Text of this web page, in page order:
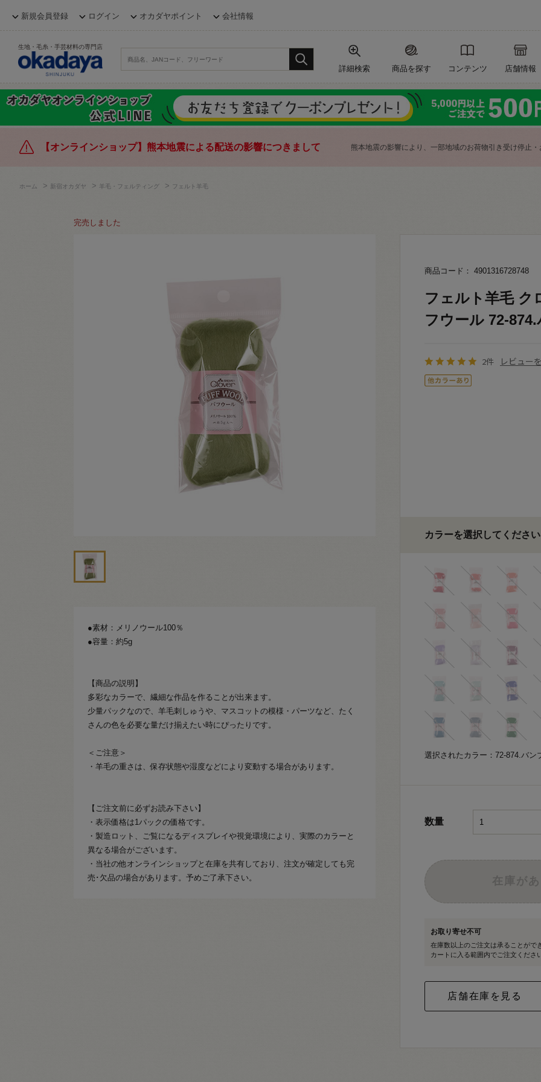
新規会員登録 ログイン オカダヤポイント 会社情報
生地・毛糸・手芸材料の専門店
詳細検索 商品を探す コンテンツ 店舗情報
【オンラインショップ】熊本地震による配送の影響につきまして 熊本地震の影響により、一部地域のお荷物引き受け停止
ホーム > 新宿オカダヤ > 羊毛・フェルティング > フェルト羊毛
完売しました
●素材：メリノウール100％
●容量：約5g
【商品の説明】
多彩なカラーで、繊細な作品を作ることが出来ます。
少量パックなので、羊毛刺しゅうや、マスコットの模様・パーツなど、たく
さんの色を必要な量だけ揃えたい時にぴったりです。
＜ご注意＞
・羊毛の重さは、保存状態や湿度などにより変動する場合があります。
【ご注文前に必ずお読み下さい】
・表示価格は1パックの価格です。
・製造ロット、ご覧になるディスプレイや視覚環境により、実際のカラーと
異なる場合がございます。
・当社の他オンラインショップと在庫を共有しており、注文が確定しても完
売･欠品の場合があります。予めご了承下さい。
商品コード： 4901316728748
フェルト羊毛 ク
フウール 72-
2件 レビュー
カラーを選択してください
選択されたカラー：72-874.バン
数量
お取り寄せ不可
在庫数以上のご注文は承ることがで
カートに入る範囲内でご注文くださ